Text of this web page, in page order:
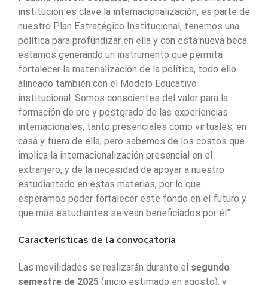
institución es clave la internacionalización, es parte de
nuestro Plan Estratégico Institucional, tenemos una
política para profundizar en ella y con esta nueva beca
estamos generando un instrumento que permita
fortalecer la materialización de la política, todo ello
alineado también con el Modelo Educativo
institucional. Somos conscientes del valor para la
formación de pre y postgrado de las experiencias
internacionales, tanto presenciales como virtuales, en
casa y fuera de ella, pero sabemos de los costos que
implica la internacionalización presencial en el
extranjero, y de la necesidad de apoyar a nuestro
estudiantado en estas materias, por lo que
esperamos poder fortalecer este fondo en el futuro y
que más estudiantes se vean beneficiados por él”.
Características de la convocatoria
Las movilidades se realizarán durante el segundo
semestre de 2025 (inicio estimado en agosto), y